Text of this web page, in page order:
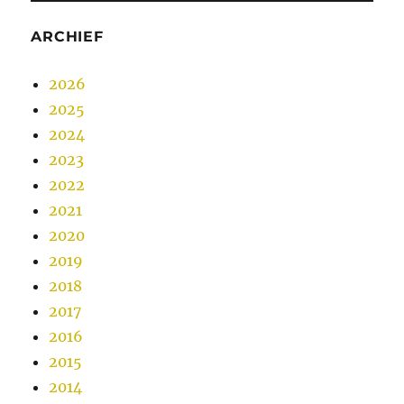
ARCHIEF
2026
2025
2024
2023
2022
2021
2020
2019
2018
2017
2016
2015
2014